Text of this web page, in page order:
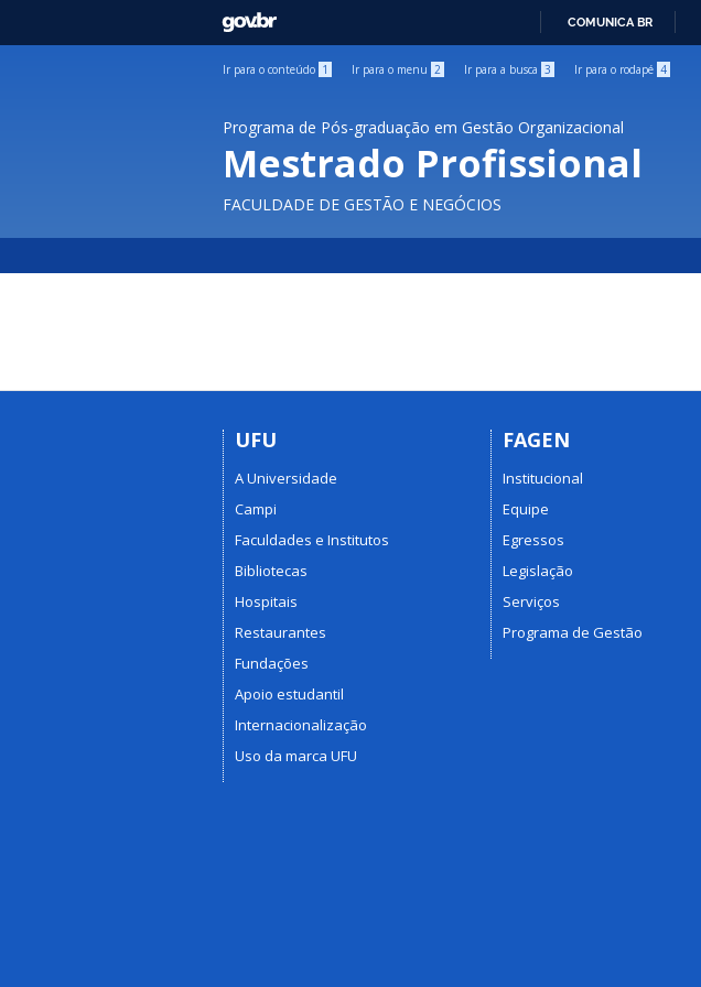
GOVBR
COMUNICA BR
Ir para o conteúdo 1 Ir para o menu 2 Ir para a busca 3 Ir para o rodapé 4
Programa de Pós-graduação em Gestão Organizacional
Mestrado Profissional
FACULDADE DE GESTÃO E NEGÓCIOS
UFU
A Universidade
Campi
Faculdades e Institutos
Bibliotecas
Hospitais
Restaurantes
Fundações
Apoio estudantil
Internacionalização
Uso da marca UFU
FAGEN
Institucional
Equipe
Egressos
Legislação
Serviços
Programa de Gestão